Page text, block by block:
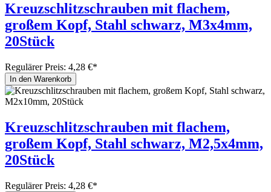
Kreuzschlitzschrauben mit flachem,
großem Kopf, Stahl schwarz, M3x4mm,
20Stück
Regulärer Preis: 4,28 €*
In den Warenkorb
Kreuzschlitzschrauben mit flachem,
großem Kopf, Stahl schwarz, M2,5x4mm,
20Stück
Regulärer Preis: 4,28 €*